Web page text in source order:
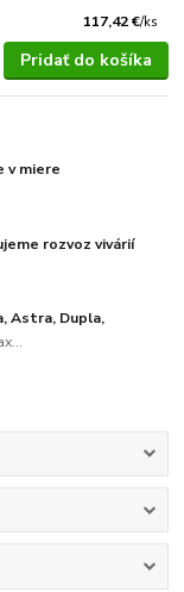
117,42 €/ks
Pridať do košíka
v miere
rozvoz vivárií
Astra, Dupla,